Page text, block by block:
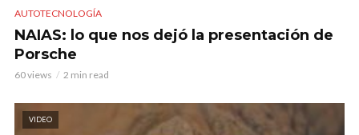
AUTOTECNOLOGÍA
NAIAS: lo que nos dejó la presentación de
Porsche
60 views 2 min read
VIDEO